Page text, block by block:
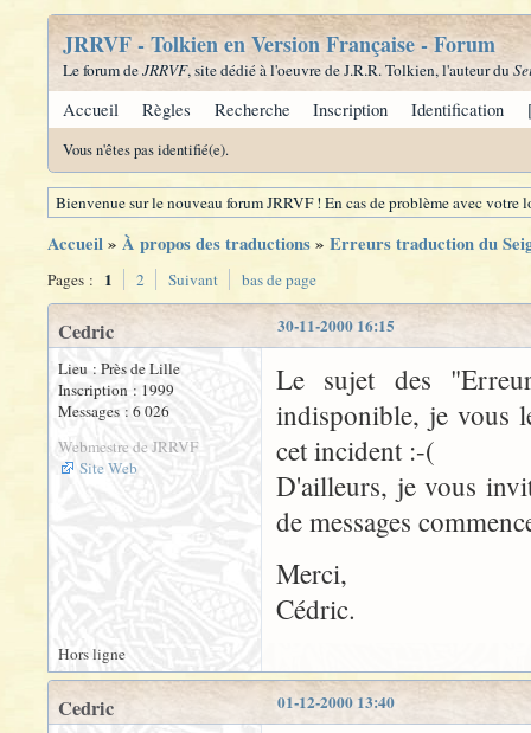
JRRVF - Tolkien en Version Française - Forum
Le forum deJRRVF, site dédié à l'oeuvre de J.R.R. Tolkien, l'auteur du
Accueil Règles Recherche Inscription Identification
Vous n'êtes pas identifié(e).
Bienvenue sur le nouveau forum JRRVF ! En cas de problème avec
Accueil» À propos des traductions» Erreurs traduction du
Pages : 1 2 Suivant bas de page
30-11-2000 16:15
Cedric
Lieu : Près de Lille
Inscription : 1999
Messages : 6 026
Webmestre de JRRVF
Site Web
Le sujet des
indisponible, je vous
cet incident :-(
D'ailleurs, je vous
de messages
Merci,
Cédric.
Hors ligne
01-12-2000 13:40
Cedric